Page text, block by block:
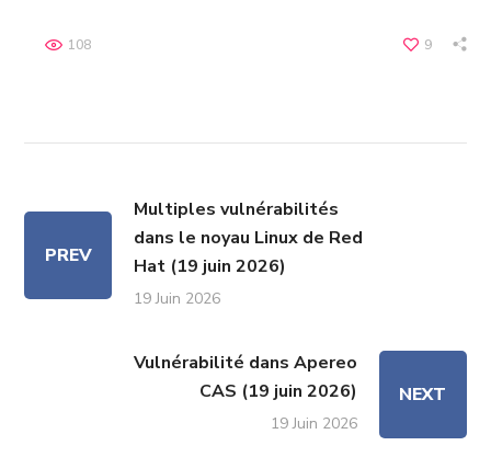
9
108
PREV
Multiples vulnérabilités
dans le noyau Linux de Red
Hat (19 juin 2026)
19 Juin 2026
Vulnérabilité dans Apereo
CAS (19 juin 2026)
19 Juin 2026
NEXT